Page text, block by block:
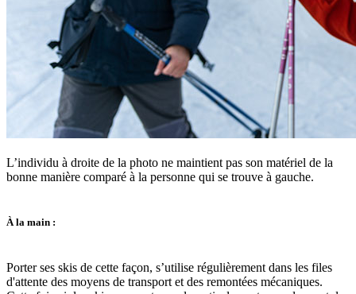
L’individu à droite de la photo ne maintient pas son matériel de la
bonne manière comparé à la personne qui se trouve à gauche.
À la main :
Porter ses skis de cette façon, s’utilise régulièrement dans les files
d'attente des moyens de transport et des remontées mécaniques.